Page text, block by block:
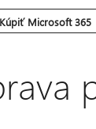
Kúpiť Microsoft 365